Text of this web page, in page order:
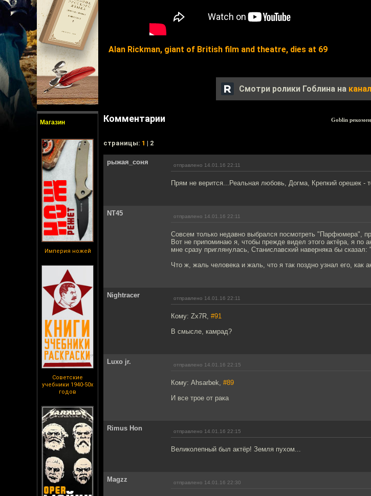
Магазин
Империя ножей
Советские
учебники 1940-50х
годов
Alan Rickman, giant of British film and theatre, dies at 69
Смотри ролики Гоблина на
Комментарии Goblin
cтраницы: 1 | 2
рыжая_соня отправлено 14.01.16 22:11
Прям не верится...Реальная любовь, Догма, Крепкий орешек -
NT45 отправлено 14.01.16 22:11
Совсем только недавно выбрался посмотреть "Парфюмера",
Вот не припоминаю я, чтобы прежде видел этого актёра, я по
мне сразу приглянулась, Станиславский наверняка бы
Что ж, жаль человека и жаль, что я так поздно узнал его, как
Nightracer отправлено 14.01.16 22:11
Кому: Zx7R, #91
В смысле, камрад?
Luxo jr. отправлено 14.01.16 22:15
Кому: Ahsarbek, #89
И все трое от рака
Rimus Hon отправлено 14.01.16 22:15
Великолепный был актёр! Земля пухом...
Magzz отправлено 14.01.16 22:30